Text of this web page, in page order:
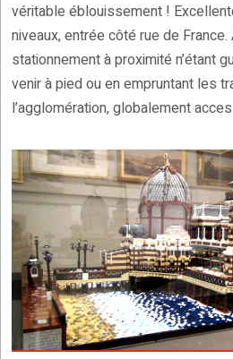
véritable éblouissement !
niveaux, entrée côté rue de
stationnement à proximité n’étant
venir à pied ou en empruntant les
l’agglomération, globalement